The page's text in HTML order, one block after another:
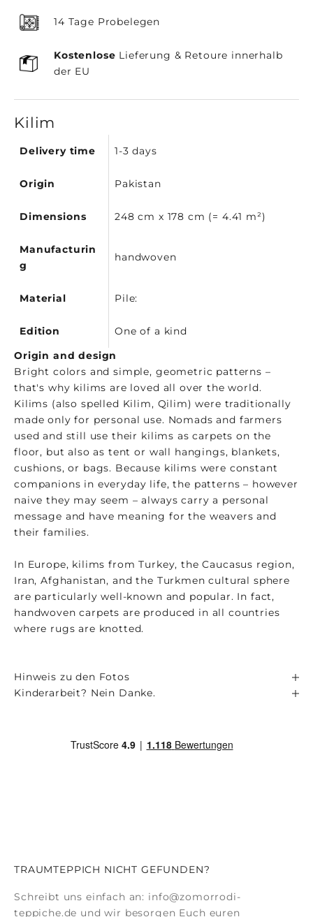
14 Tage Probelegen
Kostenlose Lieferung & Retoure innerhalb
der EU
Kilim
Delivery time 1-3 days
Origin Pakistan
Dimensions 248 cm x 178 cm (= 4.41 m²)
Manufacturin
g
handwoven
Material Pile:
Edition
One of a kind
Origin and design
Bright colors and simple, geometric patterns –
that's why kilims are loved all over the world.
Kilims (also spelled Kilim, Qilim) were traditionally
made only for personal use. Nomads and farmers
used and still use their kilims as carpets on the
floor, but also as tent or wall hangings, blankets,
cushions, or bags. Because kilims were constant
companions in everyday life, the patterns – however
naive they may seem – always carry a personal
message and have meaning for the weavers and
their families.
In Europe, kilims from Turkey, the Caucasus region,
Iran, Afghanistan, and the Turkmen cultural sphere
are particularly well-known and popular. In fact,
handwoven carpets are produced in all countries
where rugs are knotted.
Hinweis zu den Fotos
Kinderarbeit? Nein Danke.
TRAUMTEPPICH NICHT GEFUNDEN?
Schreibt uns einfach an: info@zomorrodi-
teppiche.de und wir besorgen Euch euren